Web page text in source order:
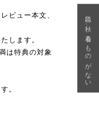
ビュー本文、
します。
は特典の対象
。
急に秋、着るものがない